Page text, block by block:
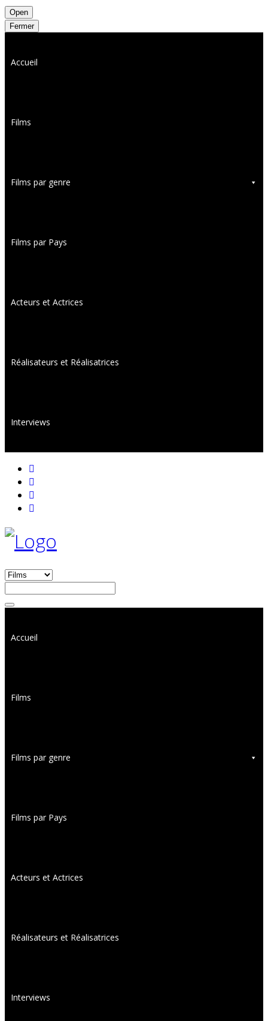
Open
Fermer
Accueil
Films
Films par genre
Films par Pays
Acteurs et Actrices
Réalisateurs et Réalisatrices
Interviews
Accueil
Films
Films par genre
Films par Pays
Acteurs et Actrices
Réalisateurs et Réalisatrices
Interviews